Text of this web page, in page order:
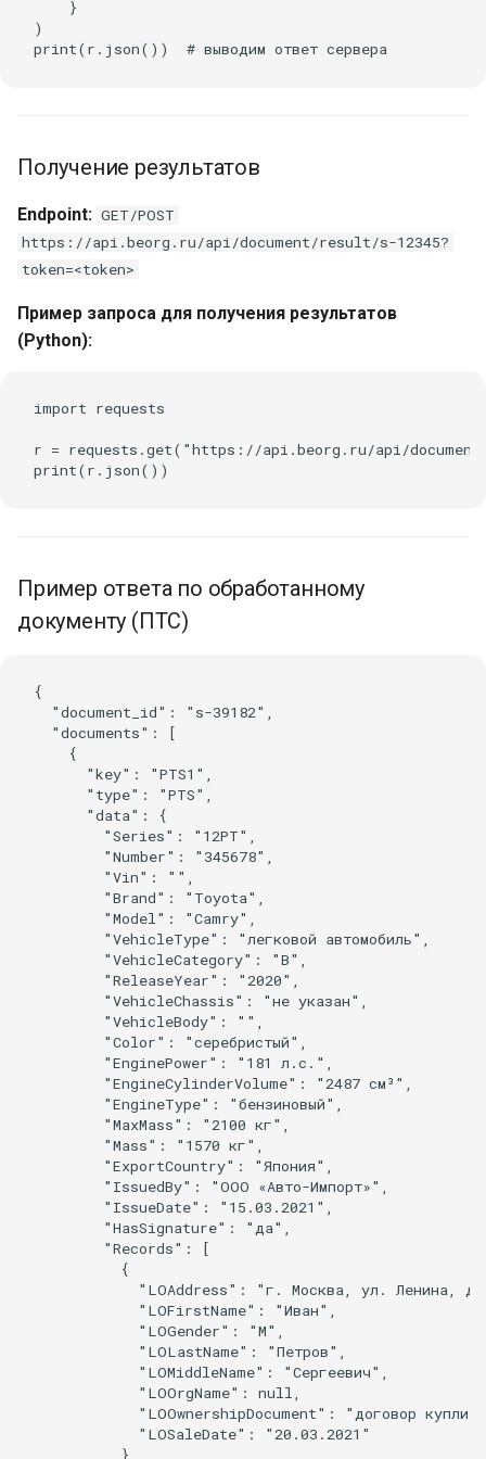
    }
)
Получение результатов
Endpoint: GET/POST
https://api.beorg.ru/api/document/result/s-12345?
token=<token>
Пример запроса для получения результатов
(Python):
import requests
r = requests.get("https://api.beorg.ru/api/document/
Пример ответа по обработанному
документу (ПТС)
{
  "document_id": "s-39182",
  "documents": [
    {
      "key": "PTS1",
      "type": "PTS",
      "data": {
        "Series": "12PT",
        "Number": "345678",
        "Vin": "",
        "Brand": "Toyota",
        "Model": "Camry",
        "VehicleType": "легковой автомобиль",
        "VehicleCategory": "B",
        "ReleaseYear": "2020",
        "VehicleChassis": "не указан",
        "VehicleBody": "",
        "Color": "серебристый",
        "EnginePower": "181 л.с.",
        "EngineCylinderVolume": "2487 см³",
        "EngineType": "бензиновый",
        "MaxMass": "2100 кг",
        "Mass": "1570 кг",
        "ExportCountry": "Япония",
        "IssuedBy": "ООО «Авто-Импорт»",
        "IssueDate": "15.03.2021",
        "HasSignature": "да",
        "Records": [
          {
"LOAddress": "г. Москва, ул. Ленина,
            "LOFirstName": "Иван",
            "LOGender": "M",
            "LOLastName": "Петров",
            "LOMiddleName": "Сергеевич",
            "LOOrgName": null,
"LOOwnershipDocument": "договор
            "LOSaleDate": "20.03.2021"
          }